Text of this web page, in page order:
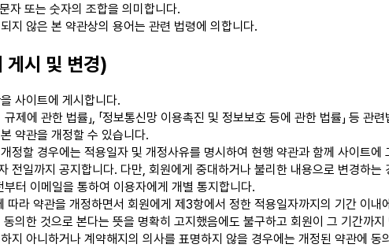
자 또는 숫자의 조합을 의미합니다.
지 않은 본 약관상의 용어는 관련 법령에 의합니다.
게시 및 변경)
사이트에 게시합니다.
규제에 관한 법률」, 「정보통신망 이용촉진 및 정보보호 등에 관한 법률」 등 관
약관을 개정할 수 있습니다.
정할 경우에는 적용일자 및 개정사유를 명시하여 현행 약관과 함께 사이트에
전일까지 공지합니다. 다만, 회원에게 중대하거나 불리한 내용으로 변경하는
터 이메일을 통하여 이용자에게 개별 통지합니다.
따라 약관을 개정하면서 회원에게 제3항에서 정한 적용일자까지의 기간 이내
의한 것으로 본다는 뜻을 명확히 고지했음에도 불구하고 회원이 그 기간까지
지 아니하거나 계약해지의 의사를 표명하지 않을 경우에는 개정된 약관에 동